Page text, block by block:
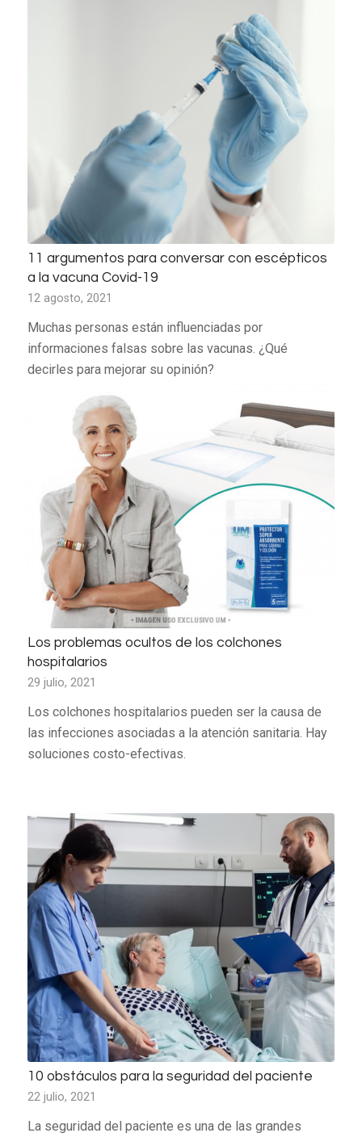
11 argumentos para conversar con escépticos
a la vacuna Covid-19
12 agosto, 2021
Muchas personas están influenciadas por
informaciones falsas sobre las vacunas. ¿Qué
decirles para mejorar su opinión?
Los problemas ocultos de los colchones
hospitalarios
29 julio, 2021
Los colchones hospitalarios pueden ser la causa de
las infecciones asociadas a la atención sanitaria. Hay
soluciones costo-efectivas.
10 obstáculos para la seguridad del paciente
22 julio, 2021
La seguridad del paciente es una de las grandes